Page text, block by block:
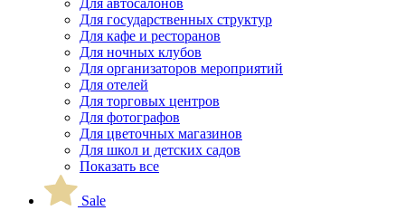
Для государственных структур
Для кафе и ресторанов
Для ночных клубов
Для организаторов мероприятий
Для отелей
Для торговых центров
Для фотографов
Для цветочных магазинов
Для школ и детских садов
Показать все
Sale